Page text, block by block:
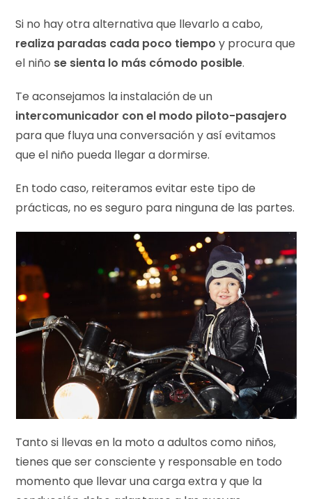
Si no hay otra alternativa que llevarlo a cabo,
realiza paradas cada poco tiempo y procura que
el niño se sienta lo más cómodo posible.
Te aconsejamos la instalación de un
intercomunicador con el modo piloto-pasajero
para que fluya una conversación y así evitamos
que el niño pueda llegar a dormirse.
En todo caso, reiteramos evitar este tipo de
prácticas, no es seguro para ninguna de las partes.
Tanto si llevas en la moto a adultos como niños,
tienes que ser consciente y responsable en todo
momento que llevar una carga extra y que la